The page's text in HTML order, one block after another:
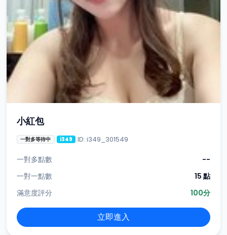
小紅包
一對多等待中 i349 ID: i349_301549
一對多點數
--
一對一點數
15 點
滿意度評分
100分
立即進入